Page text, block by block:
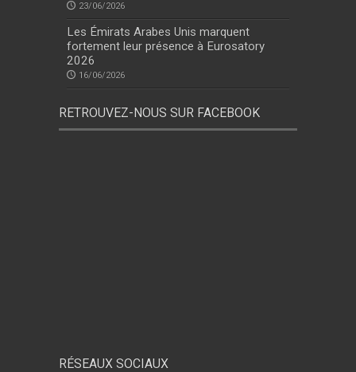
23/06/2026
Les Émirats Arabes Unis marquent
fortement leur présence à Eurosatory
2026
16/06/2026
RETROUVEZ-NOUS SUR FACEBOOK
RÉSEAUX SOCIAUX